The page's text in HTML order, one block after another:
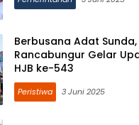
Berbusana Adat
Rancabungur Gelar
HJB ke-543
Peristiwa 3 Juni 2025